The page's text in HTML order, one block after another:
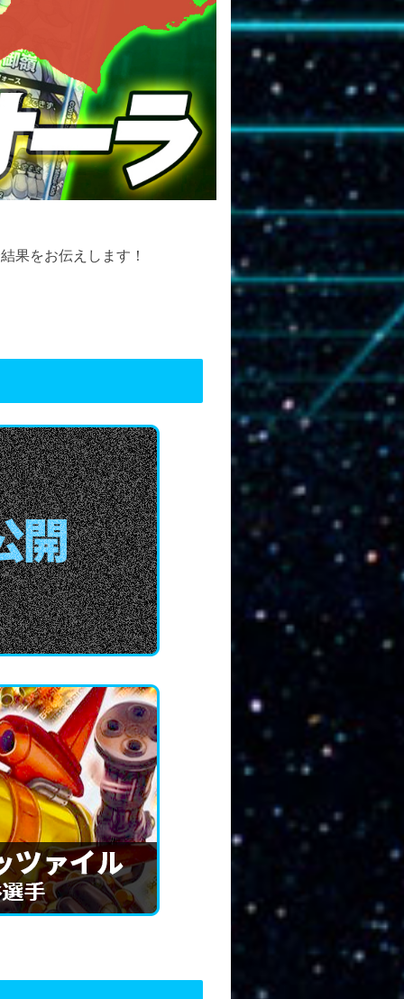
果をお伝えします！